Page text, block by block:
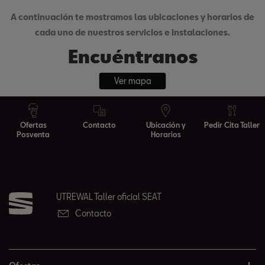
Ofertas
Posventa
Contacto
Ubicación y
Horarios
Pedir Cita Taller
A continuación te mostramos las ubicaciones y horarios de
cada uno de nuestros servicios e instalaciones.
Encuéntranos
Ver mapa
UTREWAL Taller oficial SEAT
Contacto